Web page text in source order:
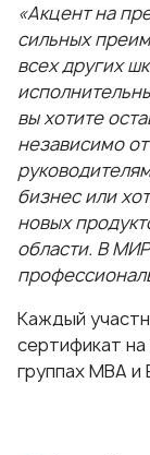
«Акцент на
сильных
всех других
вы хотите
независимо
бизнес или
новых
области. В
Каждый
сертификат
группах MBA